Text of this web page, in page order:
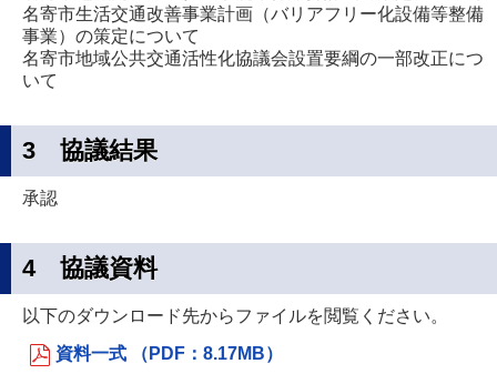
名寄市生活交通改善事業計画（バリアフリー化設備等整備
事業）の策定について
名寄市地域公共交通活性化協議会設置要綱の一部改正につ
いて
3 協議結果
承認
4 協議資料
以下のダウンロード先からファイルを閲覧ください。
資料一式 （PDF：8.17MB）